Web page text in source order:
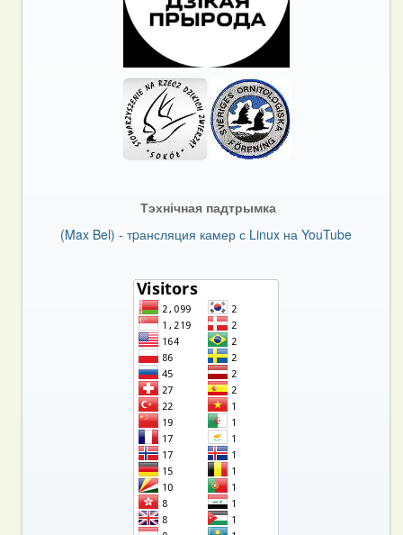
Тэхнічная падтрымка
(Max Bel) - тpансляция камер с Linux на YouTube